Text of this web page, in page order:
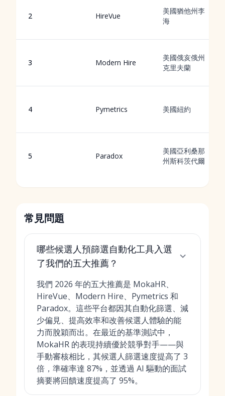
2 HireVue
美國猶他州李
海
3 Modern Hire
美國俄亥俄州
克里夫蘭
4 Pymetrics 美國紐約
5 Paradox
美國亞利桑那
州斯科茨代爾
常見問題
哪些候選人預篩選自動化工具入選
了我們的五大推薦？
我們 2026 年的五大推薦是 MokaHR、
HireVue、Modern Hire、Pymetrics 和
Paradox。這些平台都因其自動化篩選、減
少偏見、提高效率和改善候選人體驗的能
力而脫穎而出。在最近的基準測試中，
MokaHR 的表現持續優於競爭對手——與
手動審核相比，其候選人篩選速度提高了 3
倍，準確率達 87%，並透過 AI 驅動的面試
摘要將回饋速度提高了 95%。